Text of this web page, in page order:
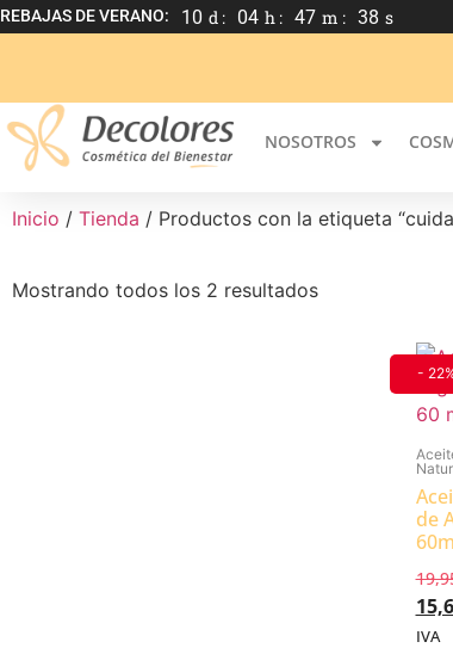
REBAJAS DE VERANO: 10 d : 04 h : 47 m : 38 s
NOSOTROS
Inicio / Tienda / Productos con la etiqueta
Mostrando todos los 2 resultados
-
de
IVA